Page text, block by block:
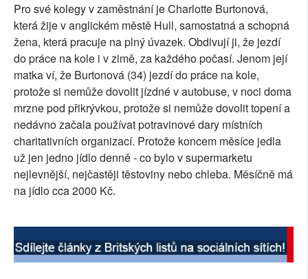
SOCIÁLNÍ SÍTĚ
RUBRIKY
PLNÁ VERZE STRÁNEK
Pro své kolegy v zaměstnání je Charlotte Burtonová,
která žije v anglickém městě Hull, samostatná a schopná
žena, která pracuje na plný úvazek. Obdivují ji, že jezdí
do práce na kole i v zimě, za každého počasí. Jenom její
matka ví, že Burtonová (34) jezdí do práce na kole,
protože si nemůže dovolit jízdné v autobuse, v noci doma
mrzne pod přikrývkou, protože si nemůže dovolit topení a
nedávno začala používat potravinové dary místních
charitativních organizací. Protože koncem měsíce jedla
už jen jedno jídlo denně - co bylo v supermarketu
nejlevnější, nejčastěji těstoviny nebo chleba. Měsíčně má
na jídlo cca 2000 Kč.